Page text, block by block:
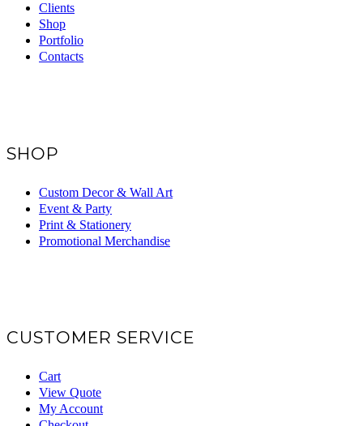
Clients
Shop
Portfolio
Contacts
SHOP
Custom Decor & Wall Art
Event & Party
Print & Stationery
Promotional Merchandise
CUSTOMER SERVICE
Cart
View Quote
My Account